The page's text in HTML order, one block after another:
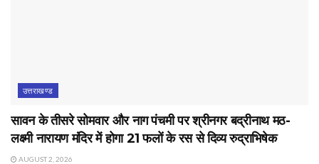
उत्तराखण्ड
सावन के तीसरे सोमवार और नाग पंचमी पर श्रीनगर बद्रीनाथ मठ-
लक्ष्मी नारायण मंदिर में होगा 21 फलों के रस से दिव्य रुद्राभिषेक
AUGUST 2, 2026